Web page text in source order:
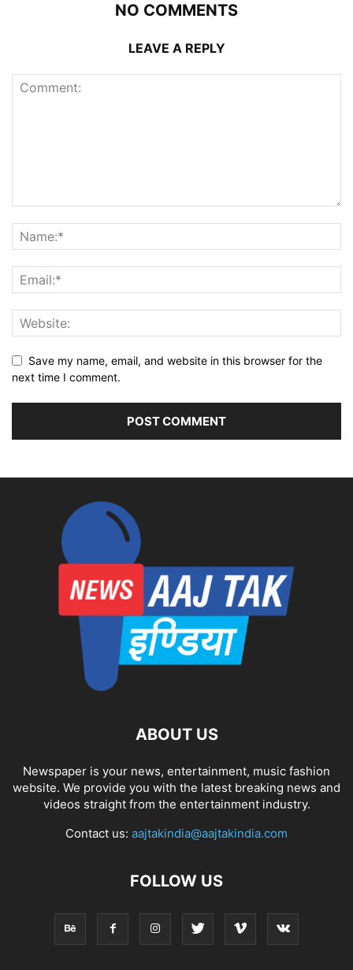
NO COMMENTS
LEAVE A REPLY
Save my name, email, and website in this browser for the
next time I comment.
ABOUT US
Newspaper is your news, entertainment, music fashion
website. We provide you with the latest breaking news and
videos straight from the entertainment industry.
Contact us: aajtakindia@aajtakindia.com
FOLLOW US